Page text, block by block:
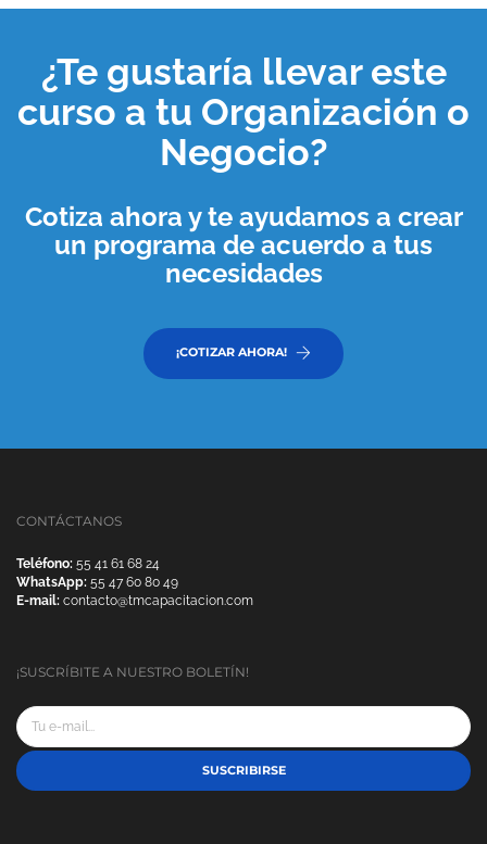
¿Te gustaría llevar este
curso a tu Organización o
Negocio?
Cotiza ahora y te ayudamos a crear
un programa de acuerdo a tus
necesidades
¡COTIZAR AHORA!
CONTÁCTANOS
Teléfono: 55 41 61 68 24
WhatsApp: 55 47 60 80 49
E-mail: contacto@tmcapacitacion.com
¡SUSCRÍBITE A NUESTRO BOLETÍN!
SUSCRIBIRSE